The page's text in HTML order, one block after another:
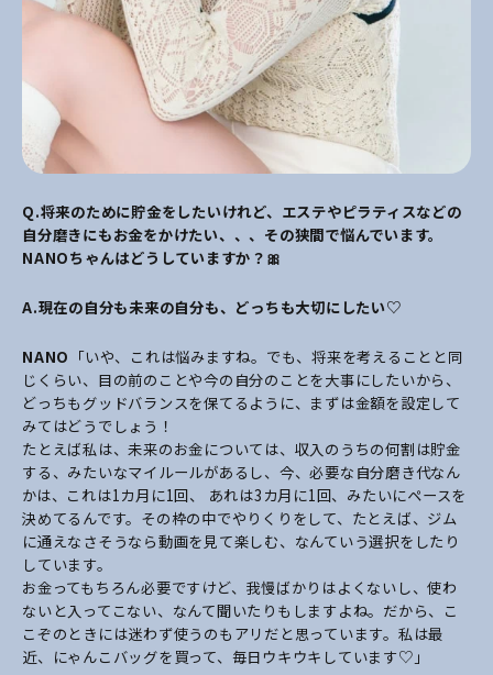
Q.将来のために貯金をしたいけれど、エステやピラティスなどの
自分磨きにもお金をかけたい、、、その狭間で悩んでいます。
NANOちゃんはどうしていますか？🎀
A.現在の自分も未来の自分も、どっちも大切にしたい♡
NANO 「いや、これは悩みますね。でも、将来を考えることと同
じくらい、目の前のことや今の自分のことを大事にしたいから、
どっちもグッドバランスを保てるように、まずは金額を設定して
みてはどうでしょう！
たとえば私は、未来のお金については、収入のうちの何割は貯金
する、みたいなマイルールがあるし、今、必要な自分磨き代なん
かは、これは1カ月に1回、 あれは3カ月に1回、みたいにペースを
決めてるんです。その枠の中でやりくりをして、たとえば、ジム
に通えなさそうなら動画を見て楽しむ、なんていう選択をしたり
しています。
お金ってもちろん必要ですけど、我慢ばかりはよくないし、使わ
ないと入ってこない、なんて聞いたりもしますよね。だから、こ
こぞのときには迷わず使うのもアリだと思っています。私は最
近、にゃんこバッグを買って、毎日ウキウキしています♡」